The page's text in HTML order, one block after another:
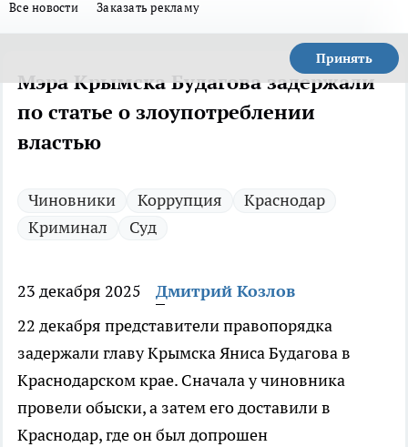
Все новости Заказать рекламу
Принять
Мэра Крымска Будагова задержали
по статье о злоупотреблении
властью
Чиновники Коррупция
Краснодар
Криминал
Суд
23 декабря 2025
Дмитрий Козлов
22 декабря представители правопорядка
задержали главу Крымска Яниса Будагова в
Краснодарском крае. Сначала у чиновника
провели обыски, а затем его доставили в
Краснодар, где он был допрошен